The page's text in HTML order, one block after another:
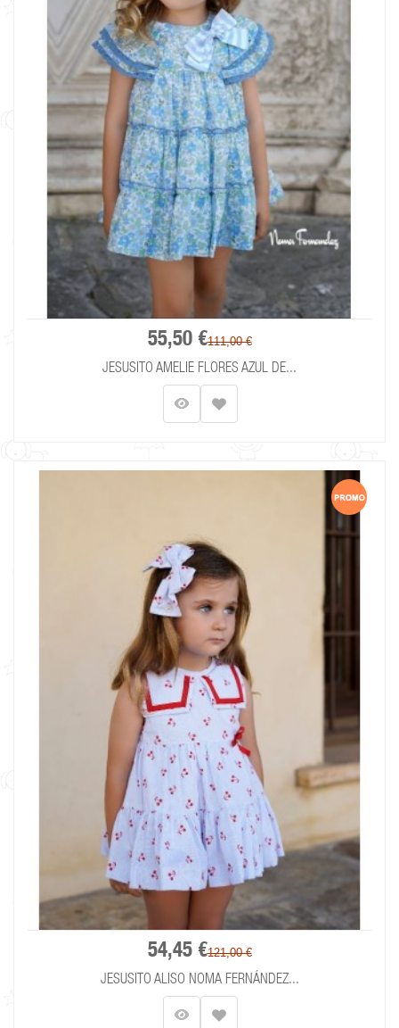
55,50 €111,00 €
JESUSITO AMELIE FLORES AZUL DE...
54,45 €121,00 €
JESUSITO ALISO NOMA FERNÁNDEZ...